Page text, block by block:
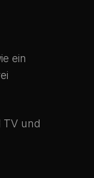
ein
TV und